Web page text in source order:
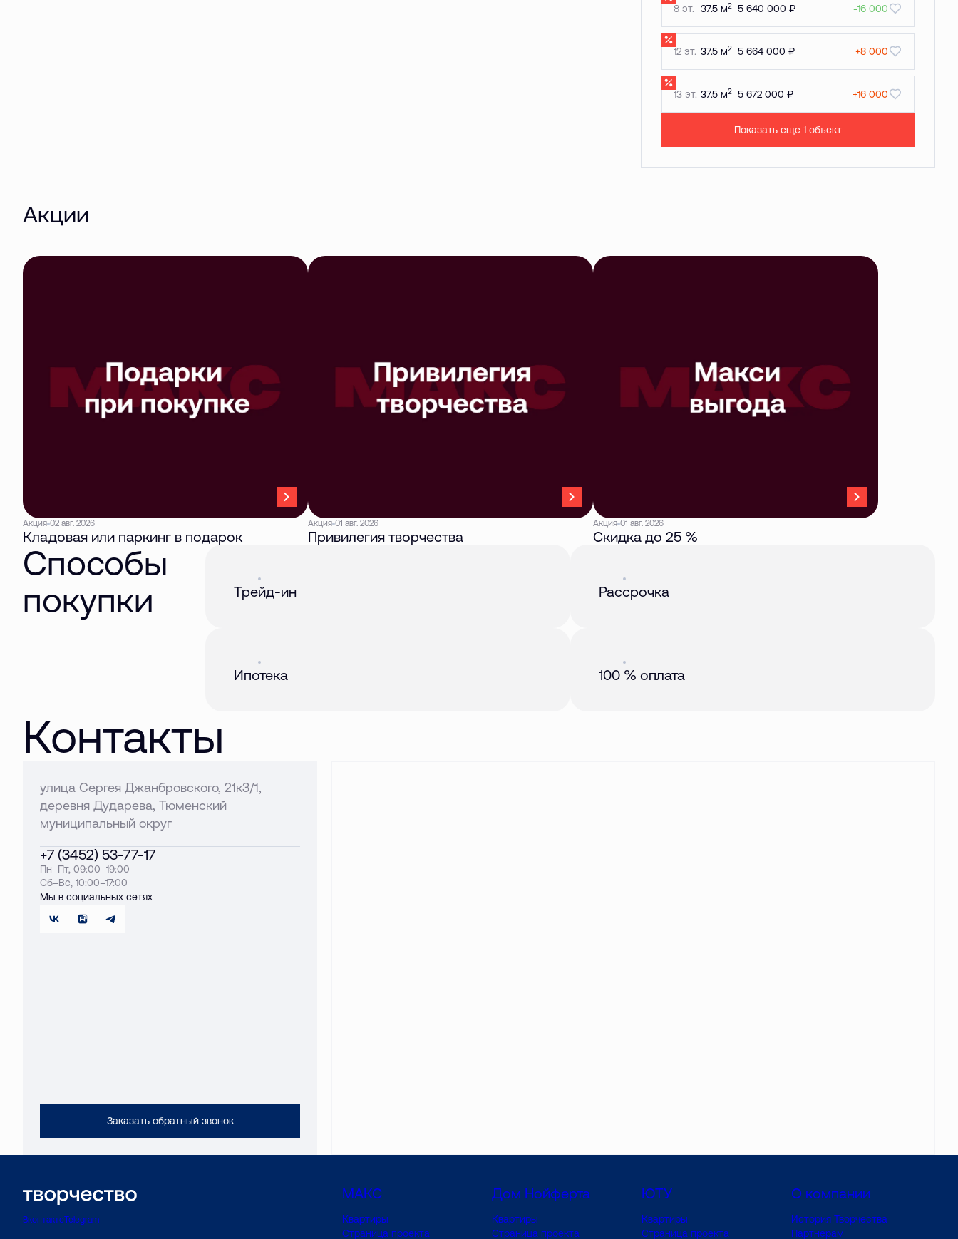
8 эт. 37.5 м2 5 640 000 ₽ -16 000
12 эт. 37.5 м2 5 664 000 ₽ +8 000
13 эт. 37.5 м2 5 672 000 ₽ +16 000
Показать еще 1 объект
Акции
Акция 02 авг. 2026
Кладовая или паркинг в подарок
Акция 01 авг. 2026
Привилегия творчества
Акция 01 авг. 2026
Скидка до 25 %
Способы
покупки
Трейд-ин
Ипотека
Рассрочка
100 % оплата
Контакты
улица Сергея Джанбровского, 21к3/1,
деревня Дударева, Тюменский
муниципальный округ
+7 (3452) 53-77-17
Пн–Пт, 09:00–19:00
Сб–Вс, 10:00–17:00
Мы в социальных сетях
Заказать обратный звонок
ВконтактеTelegram
МАКС
Квартиры
Страница проекта
Дом Нойферта
Квартиры
Страница проекта
ЮТУ
Квартиры
Страница проекта
О компании
История Творчества
Партнерам